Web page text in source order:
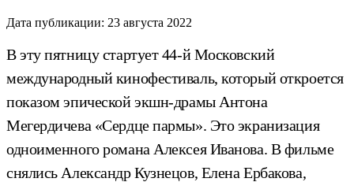
Дата публикации: 23 августа 2022
В эту пятницу стартует 44-й Московский
международный кинофестиваль, который откроется
показом эпической экшн-драмы Антона
Мегердичева «Сердце пармы». Это экранизация
одноименного романа Алексея Иванова. В фильме
снялись Александр Кузнецов, Елена Ербакова,